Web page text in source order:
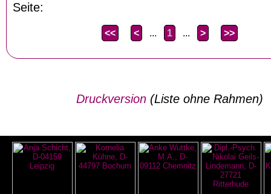
Seite:
<< < ... 1 ... > >>
Druckversion(Liste ohne Rahmen)